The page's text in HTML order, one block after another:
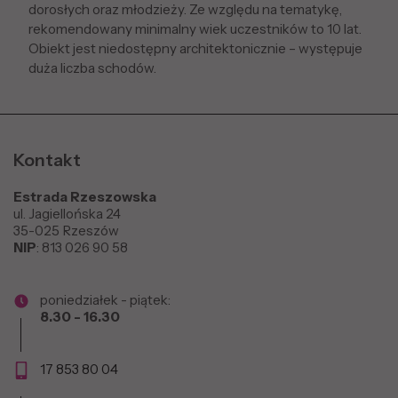
dorosłych oraz młodzieży. Ze względu na tematykę,
rekomendowany minimalny wiek uczestników to 10 lat.
Obiekt jest niedostępny architektonicznie – występuje
duża liczba schodów.
Kontakt
Estrada Rzeszowska
ul. Jagiellońska 24
35-025 Rzeszów
NIP: 813 026 90 58
poniedziałek - piątek:
8.30 - 16.30
17 853 80 04